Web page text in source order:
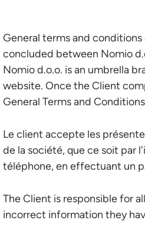
General terms and
concluded between Nomio
Nomio d.o.o. is an umbrella
website. Once the Client
General Terms and
Le client accepte les
de la société, que ce soit par
téléphone, en effectuant un
The Client is responsible for
incorrect information they